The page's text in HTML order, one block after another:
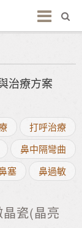
治療方案
打呼治療
鼻中隔彎曲
塞
鼻過敏
晶瓷(晶亮